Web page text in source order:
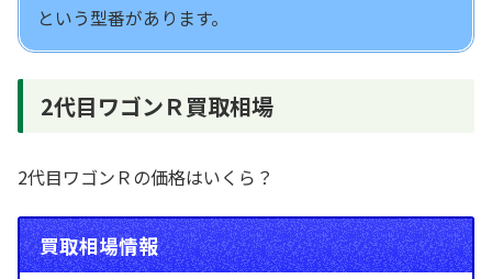
という型番があります。
2代目ワゴンＲ買取相場
2代目ワゴンＲの価格はいくら？
買取相場情報